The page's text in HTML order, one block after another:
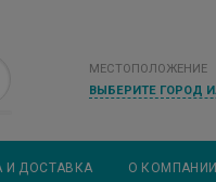
МЕСТОПОЛОЖЕНИЕ
И ДОСТАВКА О КОМПАНИИ